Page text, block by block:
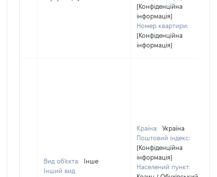
[Конфіденційна
інформація]
Номер квартири:
[Конфіденційна
інформація]
Вид об'єкта:
Інше
Інший вид
Країна:
Україна
Поштовий індекс:
[Конфіденційна
інформація]
Населений пункт: